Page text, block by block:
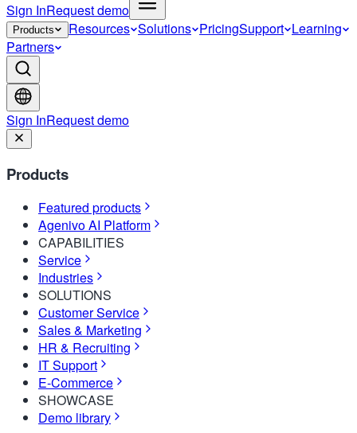
Sign InRequest demo
Products Resources Solutions PricingSupport Learning
Partners
Sign InRequest demo
Products
Featured products
Agenivo AI Platform
CAPABILITIES
Service
Industries
SOLUTIONS
Customer Service
Sales & Marketing
HR & Recruiting
IT Support
E-Commerce
SHOWCASE
Demo library